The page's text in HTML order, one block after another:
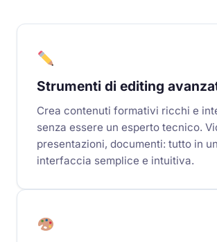
Strumenti di editing
Crea contenuti formativi ricchi e
senza essere un esperto tecnico.
presentazioni, documenti: tutto in
interfaccia semplice e intuitiva.